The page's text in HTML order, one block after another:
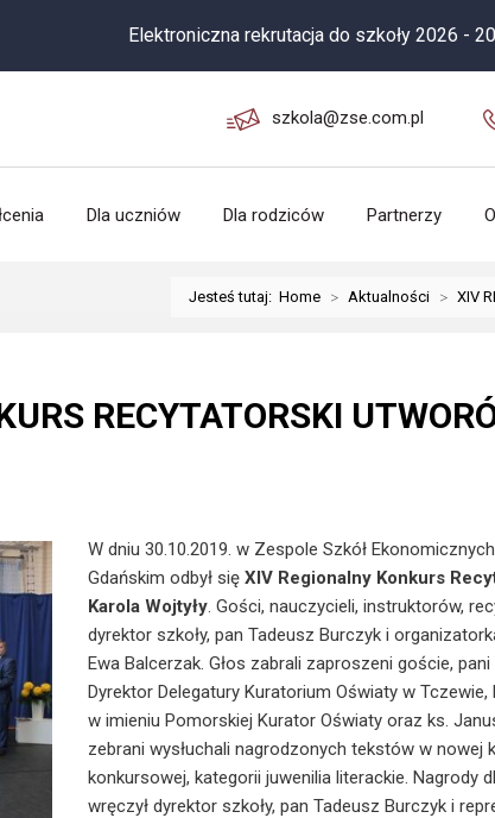
Elektroniczna rekrutacja do szkoły 2026 - 2027
szkola@zse.com.pl
Dla uczniów Dla rodziców Partnerzy
Jesteś tutaj: Home > Aktualności > XIV
RECYTATORSKI
W dniu 30.10.2019. w Zespole Szkół
Gdańskim odbył sięXIV Regionalny Konkurs
Karola Wojtyły. Gości, nauczycieli, instruktorów,
dyrektor szkoły, pan Tadeusz Burczyk i
Ewa Balcerzak. Głos zabrali zaproszeni goście,
Dyrektor Delegatury Kuratorium Oświaty w Tczewie,
w imieniu Pomorskiej Kurator Oświaty oraz ks.
zebrani wysłuchali nagrodzonych tekstów w nowej
konkursowej, kategorii juwenilia literackie. Nagrody
wręczył dyrektor szkoły, pan Tadeusz Burczyk i